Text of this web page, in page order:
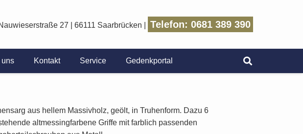
27 | 66111 Saarbrücken Telefon: 0681 389 390
uns Kontakt Service Gedenkportal
aus hellem Massivholz, geölt, in Truhenform. Dazu 6
altmessingfarbene Griffe mit farblich passenden